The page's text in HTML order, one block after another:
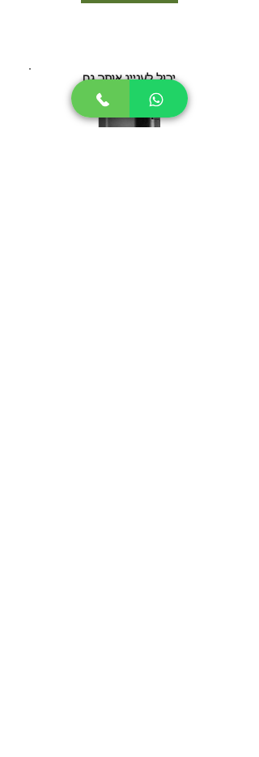
יכול לעניין אותך גם
ZEUS ARC GT